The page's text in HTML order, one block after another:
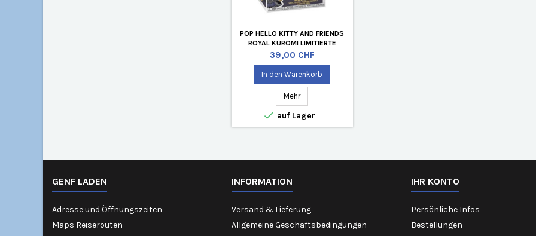
POP HELLO KITTY AND FRIENDS
ROYAL KUROMI LIMITIERTE
AUFLAGE
Preis
39,00 CHF
In den Warenkorb
Mehr
 auf Lager
GENF LADEN
Adresse und Öffnungszeiten
Maps Reiserouten
INFORMATION
Versand & Lieferung
Allgemeine Geschäftsbedingungen
IHR KONTO
Persönliche Infos
Bestellungen